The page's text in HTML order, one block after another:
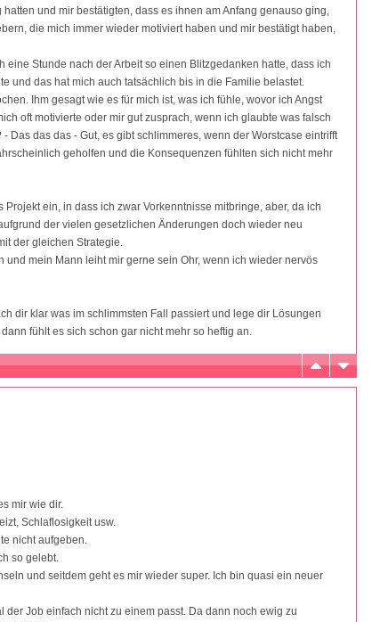
und mir bestätigten, dass es ihnen am Anfang genauso ging,
die mich immer wieder motiviert haben und mir bestätigt haben,
eine Stunde nach der Arbeit so einen Blitzgedanken hatte, dass ich
und das hat mich auch tatsächlich bis in die Familie belastet.
Ihm gesagt wie es für mich ist, was ich fühle, wovor ich Angst
oft motivierte oder mir gut zusprach, wenn ich glaubte was falsch
Das das das - Gut, es gibt schlimmeres, wenn der Worstcase eintrifft
geholfen und die Konsequenzen fühlten sich nicht mehr
ein, in dass ich zwar Vorkenntnisse mitbringe, aber, da ich
der vielen gesetzlichen Änderungen doch wieder neu
der gleichen Strategie.
mein Mann leiht mir gerne sein Ohr, wenn ich wieder nervös
dir klar was im schlimmsten Fall passiert und lege dir Lösungen
fühlt es sich schon gar nicht mehr so heftig an.
mir wie dir.
Schlaflosigkeit usw.
nicht aufgeben.
so gelebt.
und seitdem geht es mir wieder super. Ich bin quasi ein neuer
Job einfach nicht zu einem passt. Da dann noch ewig zu